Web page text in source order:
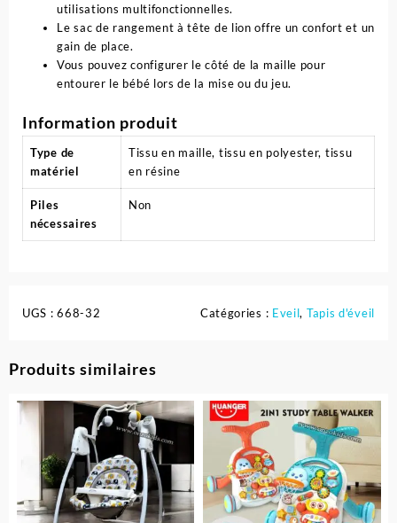
utilisations multifonctionnelles.
Le sac de rangement à tête de lion offre un confort et un
gain de place.
Vous pouvez configurer le côté de la maille pour
entourer le bébé lors de la mise ou du jeu.
Information produit
Type de
matériel
Tissu en maille, tissu en polyester, tissu
en résine
Piles
nécessaires
Non
UGS :668-32 Catégories : Eveil, Tapis d'éveil
Produits similaires